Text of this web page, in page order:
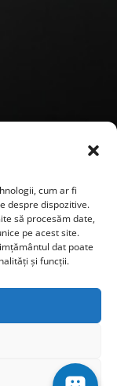
cum ar fi
despre dispozitive.
să procesăm date,
pe acest site.
dat poate
și funcții.
031.069.95.51
29107057